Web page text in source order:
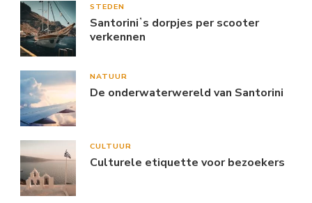
STEDEN
Santoriniʼs dorpjes per scooter
verkennen
NATUUR
De onderwaterwereld van Santorini
CULTUUR
Culturele etiquette voor bezoekers